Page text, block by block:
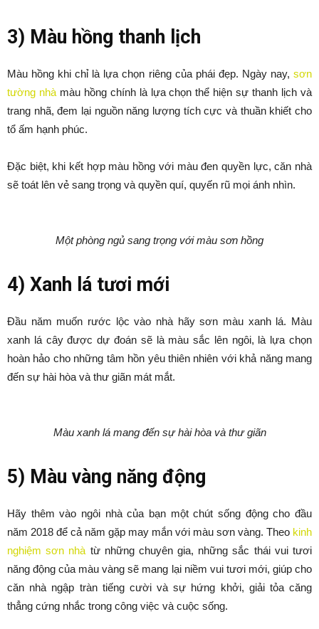
3) Màu hồng thanh lịch
Màu hồng khi chỉ là lựa chọn riêng của phái đẹp. Ngày nay, sơn
tường nhàmàu hồng chính là lựa chọn thể hiện sự thanh lịch và
trang nhã, đem lại nguồn năng lượng tích cực và thuần khiết cho
tổ ấm hạnh phúc.
Đặc biệt, khi kết hợp màu hồng với màu đen quyền lực, căn nhà
sẽ toát lên vẻ sang trọng và quyền quí, quyến rũ mọi ánh nhìn.
Một phòng ngủ sang trọng với màu sơn hồng
4) Xanh lá tươi mới
Đầu năm muốn rước lộc vào nhà hãy sơn màu xanh lá. Màu
xanh lá cây được dự đoán sẽ là màu sắc lên ngôi, là lựa chọn
hoàn hảo cho những tâm hồn yêu thiên nhiên với khả năng mang
đến sự hài hòa và thư giãn mát mắt.
Màu xanh lá mang đến sự hài hòa và thư giãn
5) Màu vàng năng động
Hãy thêm vào ngôi nhà của bạn một chút sống động cho đầu
năm 2018 để cả năm gặp may mắn với màu sơn vàng. Theo kinh
nghiệm sơn nhà từ những chuyên gia, những sắc thái vui tươi
năng động của màu vàng sẽ mang lại niềm vui tươi mới, giúp cho
căn nhà ngập tràn tiếng cười và sự hứng khởi, giải tỏa căng
thẳng cứng nhắc trong công việc và cuộc sống.